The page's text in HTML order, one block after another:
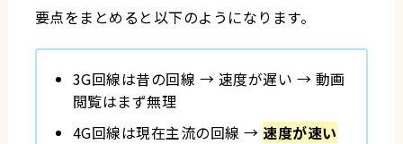
要点をまとめると以下のようになります。
3G回線は昔の回線 → 速度が遅い → 動画
閲覧はまず無理
4G回線は現在主流の回線 → 速度が速い